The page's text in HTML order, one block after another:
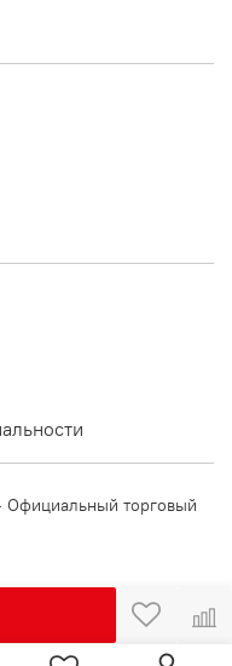
Официальный торговый